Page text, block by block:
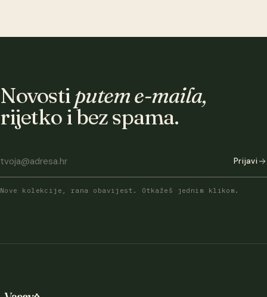
Novosti putem e-maila,
rijetko i bez spama.
Prijavi
Nove kolekcije, rana obavijest. Otkažeš jednim klikom.